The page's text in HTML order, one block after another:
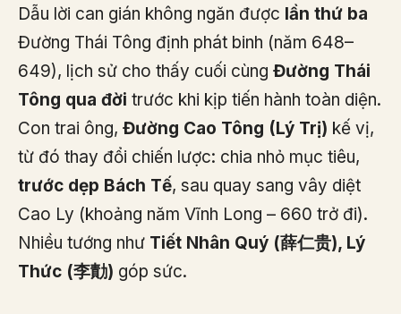
Dẫu lời can gián không ngăn được lần thứ ba
Đường Thái Tông định phát binh (năm 648–
649), lịch sử cho thấy cuối cùng Đường Thái
Tông qua đời trước khi kịp tiến hành toàn diện.
Con trai ông, Đường Cao Tông (Lý Trị) kế vị,
từ đó thay đổi chiến lược: chia nhỏ mục tiêu,
trước dẹp Bách Tế, sau quay sang vây diệt
Cao Ly (khoảng năm Vĩnh Long – 660 trở đi).
Nhiều tướng như Tiết Nhân Quý (薛仁贵), Lý
Thức (李勣) góp sức.